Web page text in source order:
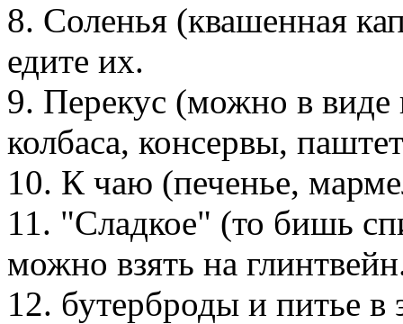
8. Соленья (квашенная
едите их.
9. Перекус (можно в виде
колбаса, консервы,
10. К чаю (печенье,
11. "Сладкое" (то бишь
можно взять на
12. бутерброды и питье в